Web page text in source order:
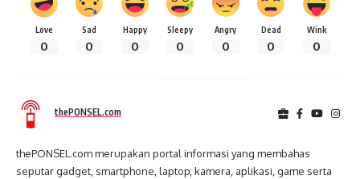
Love
0
Sad
0
Happy
0
Sleepy
0
Angry
0
Dead
0
Wink
0
thePONSEL.com
thePONSEL.com merupakan portal informasi yang membahas
seputar gadget, smartphone, laptop, kamera, aplikasi, game serta